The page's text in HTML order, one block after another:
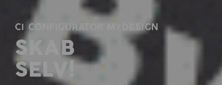
CI CONFIGURATOR MYDESIGN
SKAB
SELV!